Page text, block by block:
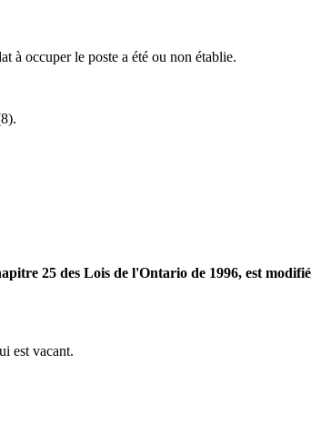
à occuper le poste a été ou non établie.
25 des Lois de l'Ontario de 1996, est modifié
est vacant.